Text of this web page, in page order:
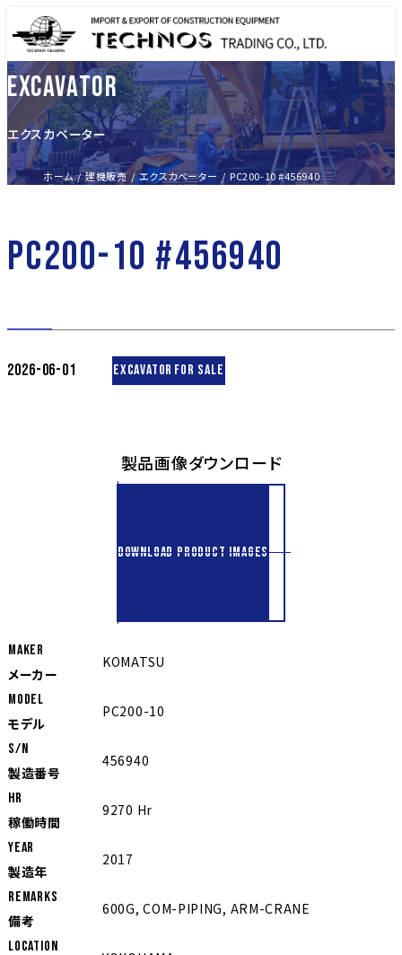
EXCAVATOR
エクスカベーター
ホーム 建機販売 エクスカベーター PC200-10 #456940
PC200-10 #456940
2026-06-01 EXCAVATOR FOR SALE
製品画像ダウンロード
DOWNLOAD PRODUCT IMAGES
MAKER
メーカー
KOMATSU
MODEL
モデル
PC200-10
S/N
製造番号
456940
Hr
稼働時間
9270 Hr
YEAR
製造年
2017
REMARKS
備考
600G, COM-PIPING, ARM-CRANE
LOCATION